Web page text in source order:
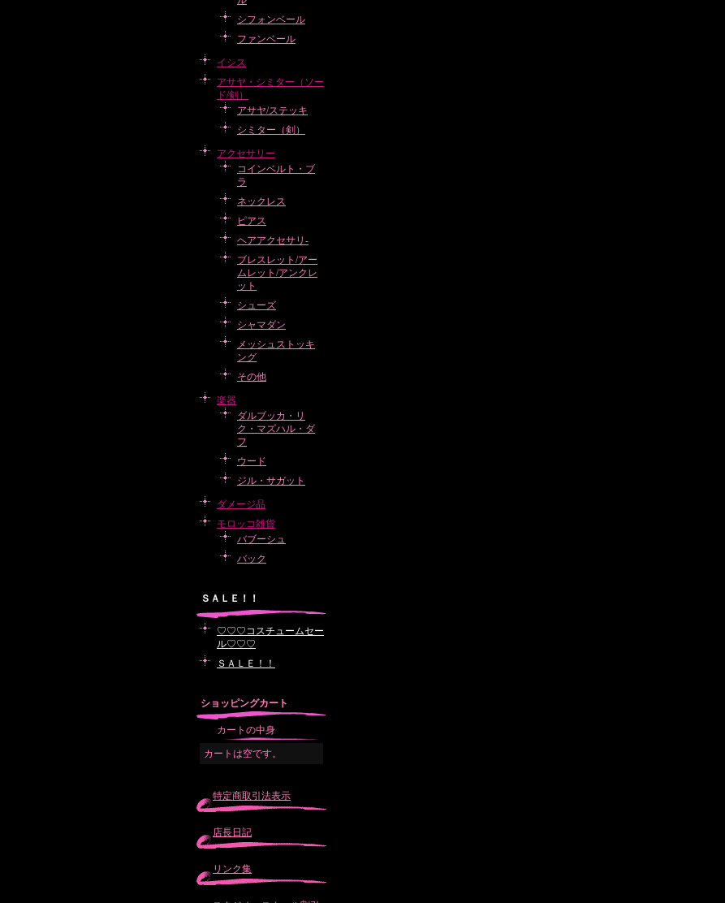
シフォンベール
ファンベール
イシス
アサヤ・シミター（ソー
ド/剣）
アサヤ/ステッキ
シミター（剣）
アクセサリー
コインベルト・ブ
ラ
ネックレス
ピアス
ヘアアクセサリ-
ブレスレット/アー
ムレット/アンクレ
ット
シューズ
シャマダン
メッシュストッキ
ング
その他
楽器
ダルブッカ・リ
ク・マズハル・ダ
フ
ウード
ジル・サガット
ダメージ品
モロッコ雑貨
バブーシュ
バック
ＳＡＬＥ！！
♡♡♡コスチュームセー
ル♡♡♡
ＳＡＬＥ！！
ショッピングカート
カートの中身
カートは空です。
特定商取引法表示
店長日記
リンク集